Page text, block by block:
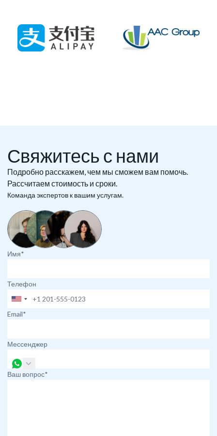
Свяжитесь с нами
Подробно расскажем, чем мы сможем вам помочь.
Рассчитаем стоимость и сроки.
Команда экспертов к вашим услугам.
Имя*
Телефон
Email*
Мессенджер
Ваш вопрос*